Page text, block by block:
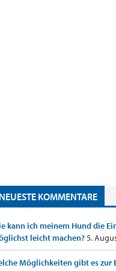
NEUESTE KOMMENTARE
kann ich meinem Hund die
leicht machen?5.
Möglichkeiten gibt es zur